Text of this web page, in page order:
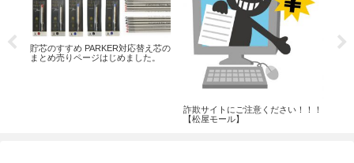
挿
貯芯のすすめ PARKER対応替え芯の
まとめ売りページはじめました。
詐欺サイトにご注意ください！！！
【松屋モール】